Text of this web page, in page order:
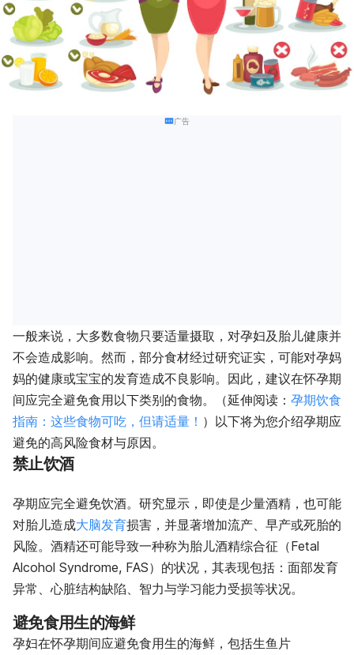
广告
一般来说，大多数食物只要适量摄取，对孕妇及胎儿健康并
不会造成影响。然而，部分食材经过研究证实，可能对孕妈
妈的健康或宝宝的发育造成不良影响。因此，建议在怀孕期
间应完全避免食用以下类别的食物。（延伸阅读： 孕期饮食
指南：这些食物可吃，但请适量！ ）以下将为您介绍孕期应
避免的高风险食材与原因。
禁止饮酒
孕期应完全避免饮酒。研究显示，即使是少量酒精，也可能
对胎儿造成大脑发育损害，并显著增加流产、早产或死胎的
风险。酒精还可能导致一种称为胎儿酒精综合征（Fetal
Alcohol Syndrome, FAS）的状况，其表现包括：面部发育
异常、心脏结构缺陷、智力与学习能力受损等状况。
避免食用生的海鲜
孕妇在怀孕期间应避免食用生的海鲜，包括生鱼片